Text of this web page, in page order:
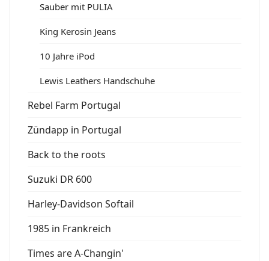
Sauber mit PULIA
King Kerosin Jeans
10 Jahre iPod
Lewis Leathers Handschuhe
Rebel Farm Portugal
Zündapp in Portugal
Back to the roots
Suzuki DR 600
Harley-Davidson Softail
1985 in Frankreich
Times are A-Changin'